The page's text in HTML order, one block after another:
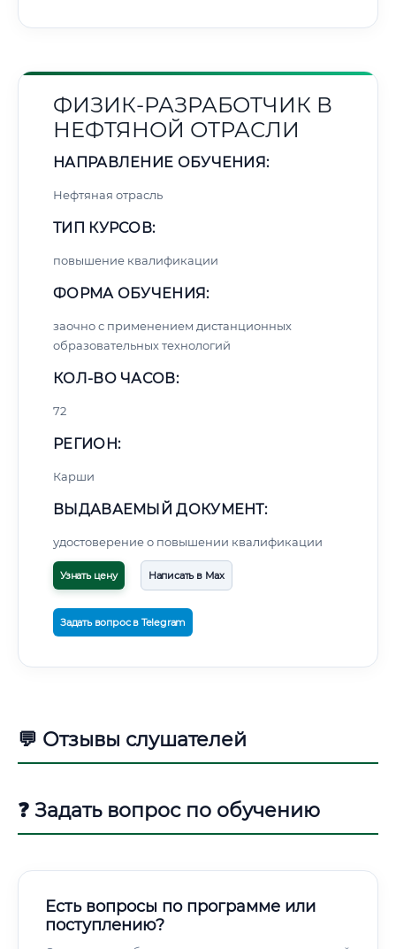
ФИЗИК-РАЗРАБОТЧИК В
НЕФТЯНОЙ ОТРАСЛИ
НАПРАВЛЕНИЕ ОБУЧЕНИЯ:
Нефтяная отрасль
ТИП КУРСОВ:
повышение квалификации
ФОРМА ОБУЧЕНИЯ:
заочно с применением дистанционных
образовательных технологий
КОЛ-ВО ЧАСОВ:
72
РЕГИОН:
Карши
ВЫДАВАЕМЫЙ ДОКУМЕНТ:
удостоверение о повышении квалификации
Узнать цену Написать в Max
Задать вопрос в Telegram
💬 Отзывы слушателей
❓ Задать вопрос по обучению
Есть вопросы по программе или
поступлению?